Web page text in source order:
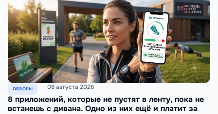
ОБЗОРЫ 08 августа 2026
8 приложений, которые не пустят в ленту, пока не
встанешь с дивана. Одно из них ещё и платит за